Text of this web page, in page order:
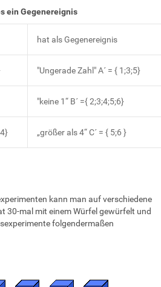
ein Gegenereignis
hat als Gegenereignis
"Ungerade Zahl" A´ = { 1;3;5}
"keine 1“ B´ ={ 2;3;4;5;6}
„größer als 4“ C´ = { 5;6 }
kann man auf verschiedene
30-mal mit einem Würfel gewürfelt und
folgendermaßen